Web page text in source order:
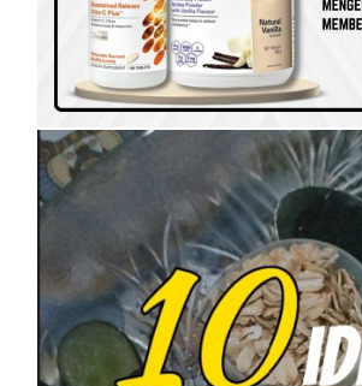
SHAKLEE
RAHMAH UNTUK
5 April, 2023byTun Azah Aziz